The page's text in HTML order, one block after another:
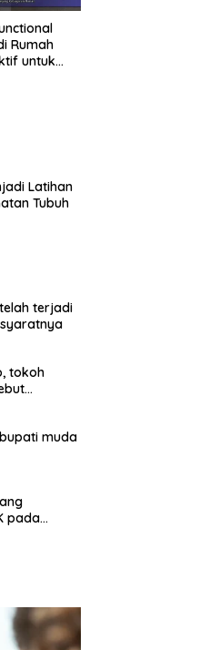
Rumah
untuk
Latihan
Tubuh
terjadi
tokoh
muda
pada